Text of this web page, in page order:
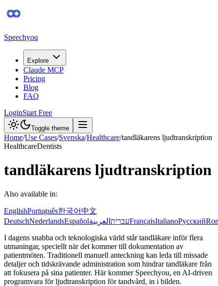
Speechyou
Explore
Claude MCP
Pricing
Blog
FAQ
LoginStart Free
Toggle theme
Home/Use Cases/Svenska/Healthcare/tandläkarens ljudtranskription
HealthcareDentists
tandläkarens ljudtranskription
Also available in:
EnglishPortuguês한국어中文
DeutschNederlandsEspañol עברית العربية FrançaisItalianoРусский
I dagens snabba och teknologiska värld står tandläkare inför flera
utmaningar, speciellt när det kommer till dokumentation av
patientmöten. Traditionell manuell anteckning kan leda till missade
detaljer och tidskrävande administration som hindrar tandläkare från
att fokusera på sina patienter. Här kommer Speechyou, en AI-driven
programvara för ljudtranskription för tandvård, in i bilden.